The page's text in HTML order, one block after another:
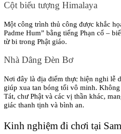
Cột biểu tượng Himalaya
Một công trình thủ công được khắc
Padme Hum” bằng tiếng Phạn cổ –
từ bi trong Phật giáo.
Nhà Dâng Đèn Bơ
Nơi đây là địa điểm thực hiện nghi lễ
giúp xua tan bóng tối vô minh.
Tát, chư Phật và các vị thần khác,
giác thanh tịnh và bình an.
Kinh nghiệm đi chơi tại